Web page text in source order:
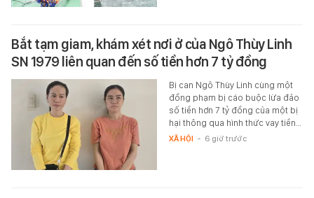
Bắt tạm giam, khám xét nơi ở của Ngô Thùy Linh
SN 1979 liên quan đến số tiền hơn 7 tỷ đồng
Bị can Ngô Thùy Linh cùng một
đồng phạm bị cáo buộc lừa đảo
số tiền hơn 7 tỷ đồng của một bị
hại thông qua hình thức vay tiền…
XÃ HỘI - 6 giờ trước